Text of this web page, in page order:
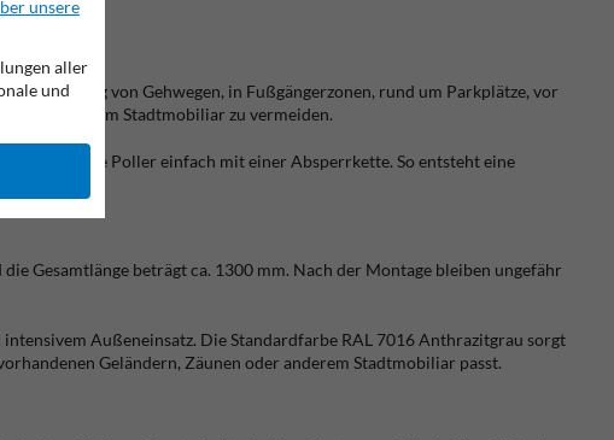
entlang von Gehwegen, in Fußgängerzonen, rund um Parkplätze, vor
oder anderem Stadtmobiliar zu vermeiden.
du mehrere Poller einfach mit einer Absperrkette. So entsteht eine
Gesamtlänge beträgt ca. 1300 mm. Nach der Montage bleiben ungefähr
Außeneinsatz. Die Standardfarbe RAL 7016 Anthrazitgrau sorgt
Geländern, Zäunen oder anderem Stadtmobiliar passt.
unsere
aller
und